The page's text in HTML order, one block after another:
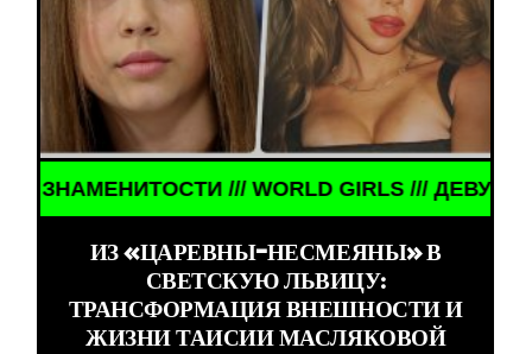
/// WORLD GIRLS /// ДЕВУШКИ
ИЗ «ЦАРЕВНЫ-НЕСМЕЯНЫ» В
СВЕТСКУЮ ЛЬВИЦУ:
ТРАНСФОРМАЦИЯ ВНЕШНОСТИ И
ЖИЗНИ ТАИСИИ МАСЛЯКОВОЙ